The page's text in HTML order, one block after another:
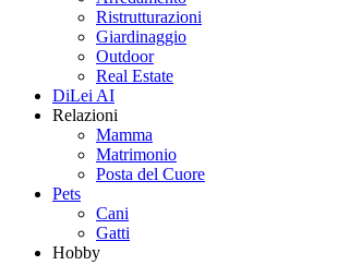
Ristrutturazioni
Giardinaggio
Outdoor
Real Estate
DiLei AI
Relazioni
Mamma
Matrimonio
Posta del Cuore
Pets
Cani
Gatti
Hobby